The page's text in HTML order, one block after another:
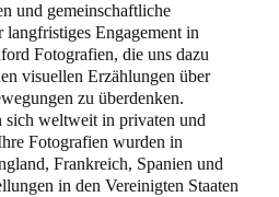
und gemeinschaftliche
Engagement in
Fotografien, die uns dazu
visuellen Erzählungen über
zu überdenken.
weltweit in privaten und
Fotografien wurden in
Frankreich, Spanien und
in den Vereinigten Staaten